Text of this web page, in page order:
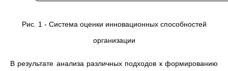
Рис. 1 - Система оценки инновационных способностей
организации
В результате анализа различных подходов к формированию